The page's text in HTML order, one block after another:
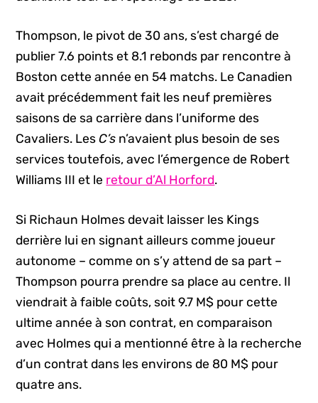
Thompson, le pivot de 30 ans, s’est chargé de
publier 7.6 points et 8.1 rebonds par rencontre à
Boston cette année en 54 matchs. Le Canadien
avait précédemment fait les neuf premières
saisons de sa carrière dans l’uniforme des
Cavaliers. LesC’s n’avaient plus besoin de ses
services toutefois, avec l’émergence de Robert
Williams III et le retour d’Al Horford.
Si Richaun Holmes devait laisser les Kings
derrière lui en signant ailleurs comme joueur
autonome – comme on s’y attend de sa part –
Thompson pourra prendre sa place au centre. Il
viendrait à faible coûts, soit 9.7 M$ pour cette
ultime année à son contrat, en comparaison
avec Holmes qui a mentionné être à la recherche
d’un contrat dans les environs de 80 M$ pour
quatre ans.